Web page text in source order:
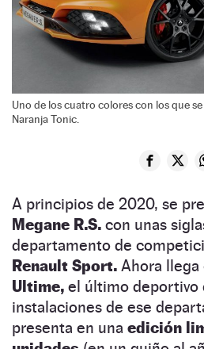
Uno de los cuatro colores con los que
Naranja Tonic.
A principios de 2020, se
Megane R.S. con unas
departamento de
Renault Sport. Ahora llega
Ultime, el último deportivo
instalaciones de ese
presenta en una edición